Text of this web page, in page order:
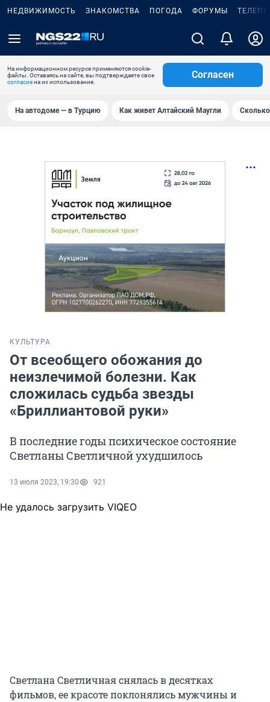
НЕДВИЖИМОСТЬ ЗНАКОМСТВА ПОГОДА ФОРУМЫ
На информационном ресурсе применяются cookie-
файлы. Оставаясь на сайте, вы подтверждаете свое
согласиена их использование.
Согласен
На автодоме — в Турцию Как живет Алтайский Маугли
КУЛЬТУРА
От всеобщего обожания до
неизлечимой болезни. Как
сложилась судьба звезды
«Бриллиантовой руки»
В последние годы психическое состояние
Светланы Светличной ухудшилось
13 июля 2023, 19:30 921
Не удалось загрузить VIQEO
Светлана Светличная снялась в десятках
фильмов, ее красоте поклонялись мужчины и